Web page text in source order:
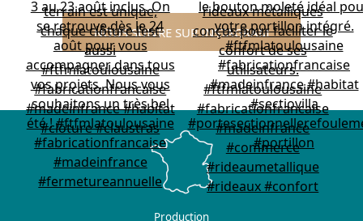
NOUS SUIVRE SUR INSTAGRAM
Production